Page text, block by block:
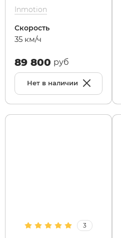
Inmotion
Скорость
35 км/ч
89 800 руб
Нет в наличии
3